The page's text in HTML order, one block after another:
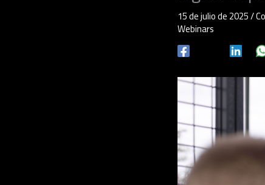
15 de julio de 2025/
Webinars